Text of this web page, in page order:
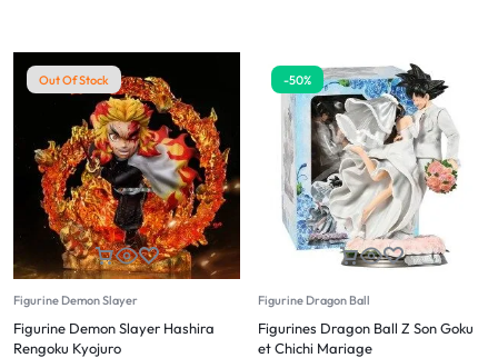
Out Of Stock
Figurine Demon Slayer
Figurine Demon Slayer Hashira
Rengoku Kyojuro
-50%
Figurine Dragon Ball
Figurines Dragon Ball Z Son Goku
et Chichi Mariage